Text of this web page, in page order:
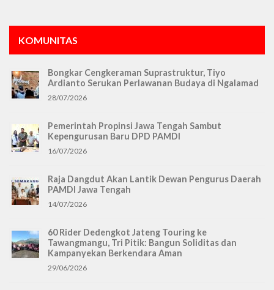
KOMUNITAS
Bongkar Cengkeraman Suprastruktur, Tiyo
Ardianto Serukan Perlawanan Budaya di Ngalamad
28/07/2026
Pemerintah Propinsi Jawa Tengah Sambut
Kepengurusan Baru DPD PAMDI
16/07/2026
Raja Dangdut Akan Lantik Dewan Pengurus Daerah
PAMDI Jawa Tengah
14/07/2026
60 Rider Dedengkot Jateng Touring ke
Tawangmangu, Tri Pitik: Bangun Soliditas dan
Kampanyekan Berkendara Aman
29/06/2026